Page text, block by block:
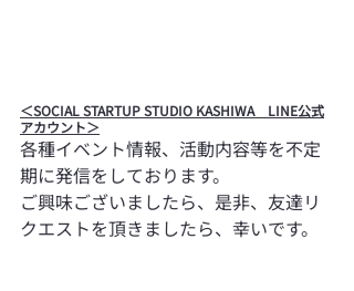
＜SOCIAL STARTUP STUDIO KASHIWA　LINE公式
アカウント＞
各種イベント情報、活動内容等を不定
期に発信をしております。
ご興味ございましたら、是非、友達リ
クエストを頂きましたら、幸いです。